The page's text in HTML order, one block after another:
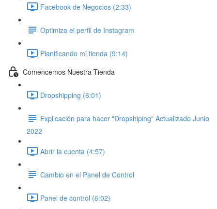
Facebook de Negocios (2:33)
Optimiza el perfil de Instagram
Planificando mi tienda (9:14)
Comencemos Nuestra Tienda
Dropshipping (6:01)
Explicación para hacer "Dropshiping" Actualizado Junio
2022
Abrir la cuenta (4:57)
Cambio en el Panel de Control
Panel de control (6:02)